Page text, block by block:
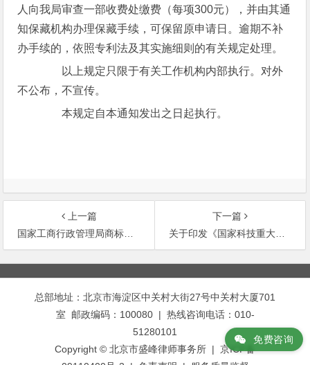
人向我局审查一部收费处缴费（每项300元），并由其通
知保藏机构办理保藏手续，可保留原申请日。逾期不补
办手续的，依照专利法及其实施细则的有关规定处理。
以上规定只限于有关工作机构内部执行。对外
不公布，不宣传。
本规定自本通知发出之日起执行。
上一篇
国家工商行政管理局商标局就未注册商标周围加印字母问题的复函
下一篇
关于印发《国家科技重大专项知识产权管理暂行规定》的通知
文
章
总部地址：北京市海淀区中关村大街27号中关村大厦701
室 邮政编码：100080 | 热线咨询电话：010-
51280101
Copyright © 北京市盛峰律师事务所 | 京ICP备
免费咨询